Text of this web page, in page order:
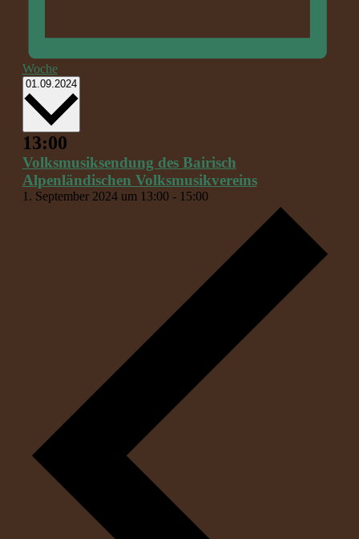
Woche
01.09.2024 Datum
13:00
Volksmusiksendung des Bairisch
Alpenländischen Volksmusikvereins
1. September 2024 um 13:00- 15:00